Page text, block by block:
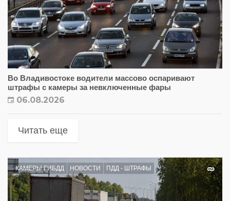
Во Владивостоке водители массово оспаривают
штрафы с камеры за невключенные фары
06.08.2026
Читать еще
КАМЕРЫ ГИБДД НОВОСТИ ПДД - ШТРАФЫ